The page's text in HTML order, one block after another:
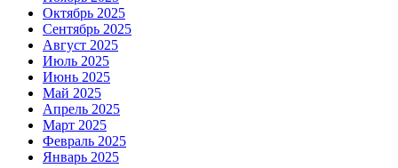
Октябрь 2025
Сентябрь 2025
Август 2025
Июль 2025
Июнь 2025
Май 2025
Апрель 2025
Март 2025
Февраль 2025
Январь 2025